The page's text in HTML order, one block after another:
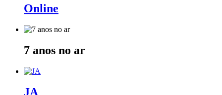
Online
7 anos no ar
JA